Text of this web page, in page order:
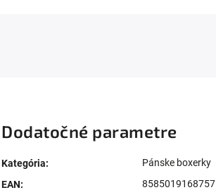
Dodatočné parametre
Kategória:
Pánske boxerky
EAN: 8585019168757